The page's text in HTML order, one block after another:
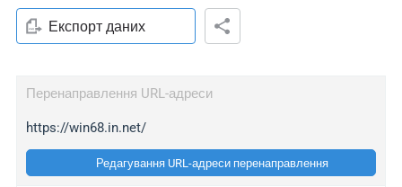
Експорт даних
Перенаправлення URL-адреси
https://win68.in.net/
Редагування URL-адреси перенаправлення